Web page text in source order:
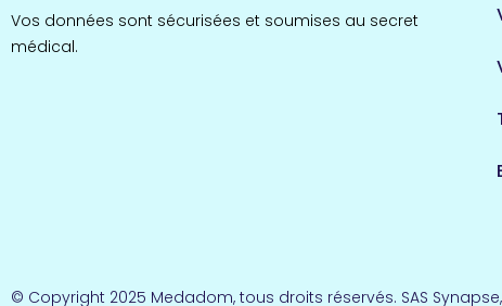
Vos données sont sécurisées et soumises au secret
médical.
© Copyright 2025 Medadom, tous droits réservés. SAS